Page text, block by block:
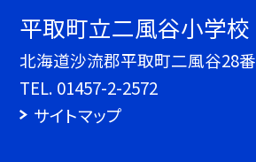
平取町立二風谷小学校
北海道沙流郡平取町二風谷28
TEL. 01457-2-2572
サイトマップ